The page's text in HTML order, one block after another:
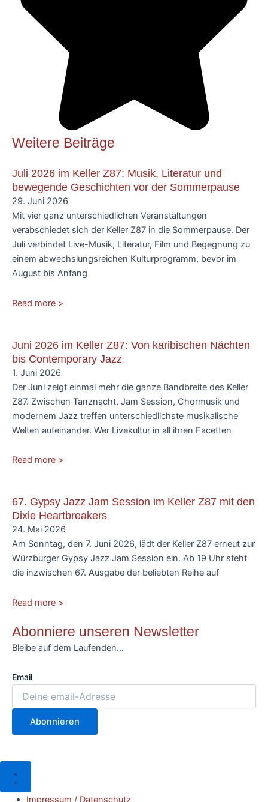
Weitere Beiträge
Juli 2026 im Keller Z87: Musik, Literatur und
bewegende Geschichten vor der Sommerpause
29. Juni 2026
Mit vier ganz unterschiedlichen Veranstaltungen
verabschiedet sich der Keller Z87 in die Sommerpause. Der
Juli verbindet Live-Musik, Literatur, Film und Begegnung zu
einem abwechslungsreichen Kulturprogramm, bevor im
August bis Anfang
Read more >
Juni 2026 im Keller Z87: Von karibischen Nächten
bis Contemporary Jazz
1. Juni 2026
Der Juni zeigt einmal mehr die ganze Bandbreite des Keller
Z87. Zwischen Tanznacht, Jam Session, Chormusik und
modernem Jazz treffen unterschiedlichste musikalische
Welten aufeinander. Wer Livekultur in all ihren Facetten
Read more >
67. Gypsy Jazz Jam Session im Keller Z87 mit den
Dixie Heartbreakers
24. Mai 2026
Am Sonntag, den 7. Juni 2026, lädt der Keller Z87 erneut zur
Würzburger Gypsy Jazz Jam Session ein. Ab 19 Uhr steht
die inzwischen 67. Ausgabe der beliebten Reihe auf
Read more >
Abonniere unseren Newsletter
Bleibe auf dem Laufenden…
Email
Abonnieren
Impressum / Datenschutz